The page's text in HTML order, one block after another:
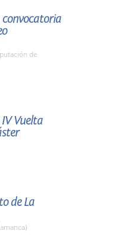
convocatoria
de
Vuelta
de La